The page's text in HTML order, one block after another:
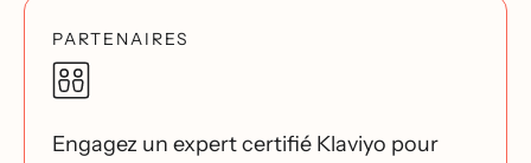
PARTENAIRES
Engagez un expert certifié Klaviyo pour